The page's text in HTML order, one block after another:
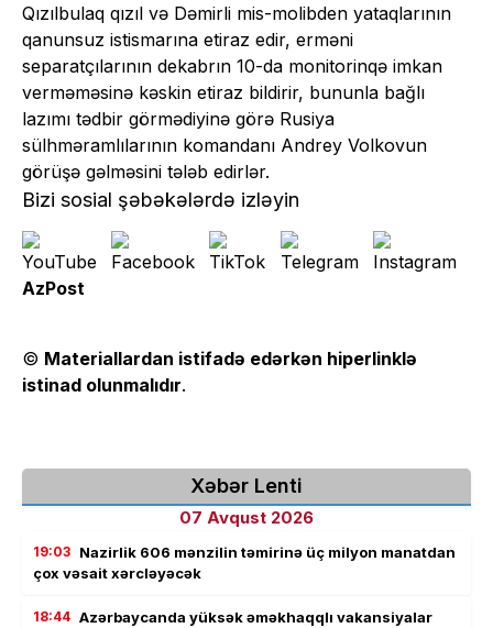
Qızılbulaq qızıl və Dəmirli mis-molibden yataqlarının
qanunsuz istismarına etiraz edir, erməni
separatçılarının dekabrın 10-da monitorinqə imkan
verməməsinə kəskin etiraz bildirir, bununla bağlı
lazımı tədbir görmədiyinə görə Rusiya
sülhməramlılarının komandanı Andrey Volkovun
görüşə gəlməsini tələb edirlər.
Bizi sosial şəbəkələrdə izləyin
AzPost
© Materiallardan istifadə edərkən hiperlinklə
istinad olunmalıdır.
Xəbər Lenti
07 Avqust 2026
19:03 Nazirlik 606 mənzilin təmirinə üç milyon manatdan
çox vəsait xərcləyəcək
18:44 Azərbaycanda yüksək əməkhaqqlı vakansiyalar